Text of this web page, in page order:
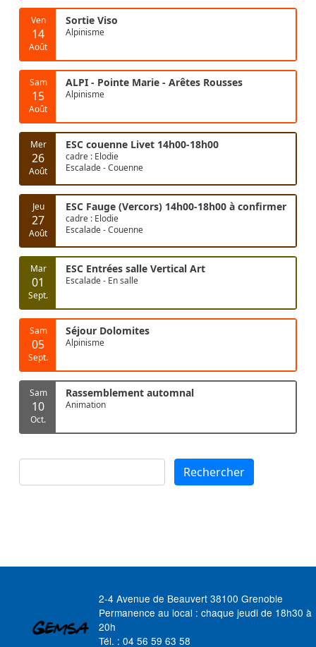
Ven
14
Août
Sortie Viso
Alpinisme
Sam
15
Août
ALPI - Pointe Marie - Arêtes Rousses
Alpinisme
Mer
26
Août
ESC couenne Livet 14h00-18h00
cadre : Elodie
Escalade - Couenne
Jeu
27
Août
ESC Fauge (Vercors) 14h00-18h00 à confirmer
cadre : Elodie
Escalade - Couenne
Mar
01
Sept.
ESC Entrées salle Vertical Art
Escalade - En salle
Sam
05
Sept.
Séjour Dolomites
Alpinisme
Sam
10
Oct.
Rassemblement automnal
Animation
Rechercher Rechercher
2-4 Avenue de Beauvert 38100 Grenoble
Permanence au local : chaque jeudi de 18h30 à
20h
Tél. : 04 56 59 63 58